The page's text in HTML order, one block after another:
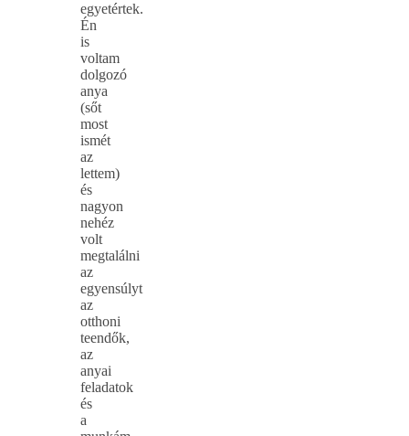
egyetértek.
Én
is
voltam
dolgozó
anya
(sőt
most
ismét
az
lettem)
és
nagyon
nehéz
volt
megtalálni
az
egyensúlyt
az
otthoni
teendők,
az
anyai
feladatok
és
a